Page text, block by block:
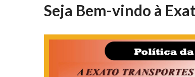
Seja Bem-vindo à